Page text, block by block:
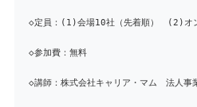
◇定員：(1)会場10社（先着順） (2)オ
◇参加費：無料
◇講師：株式会社キャリア・マム 法